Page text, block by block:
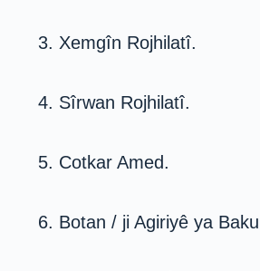
3. Xemgîn Rojhilatî.
4. Sîrwan Rojhilatî.
5. Cotkar Amed.
6. Botan / ji Agiriyê ya